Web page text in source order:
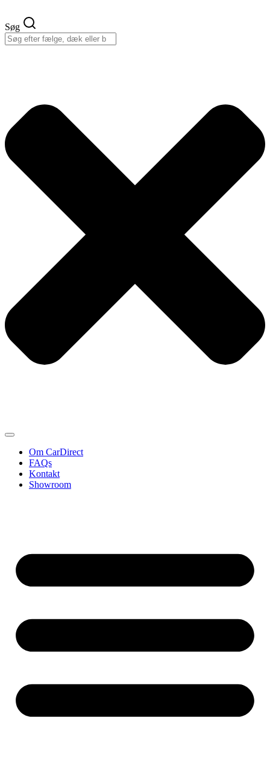
indhold
Søg
Om CarDirect
FAQs
Kontakt
Showroom